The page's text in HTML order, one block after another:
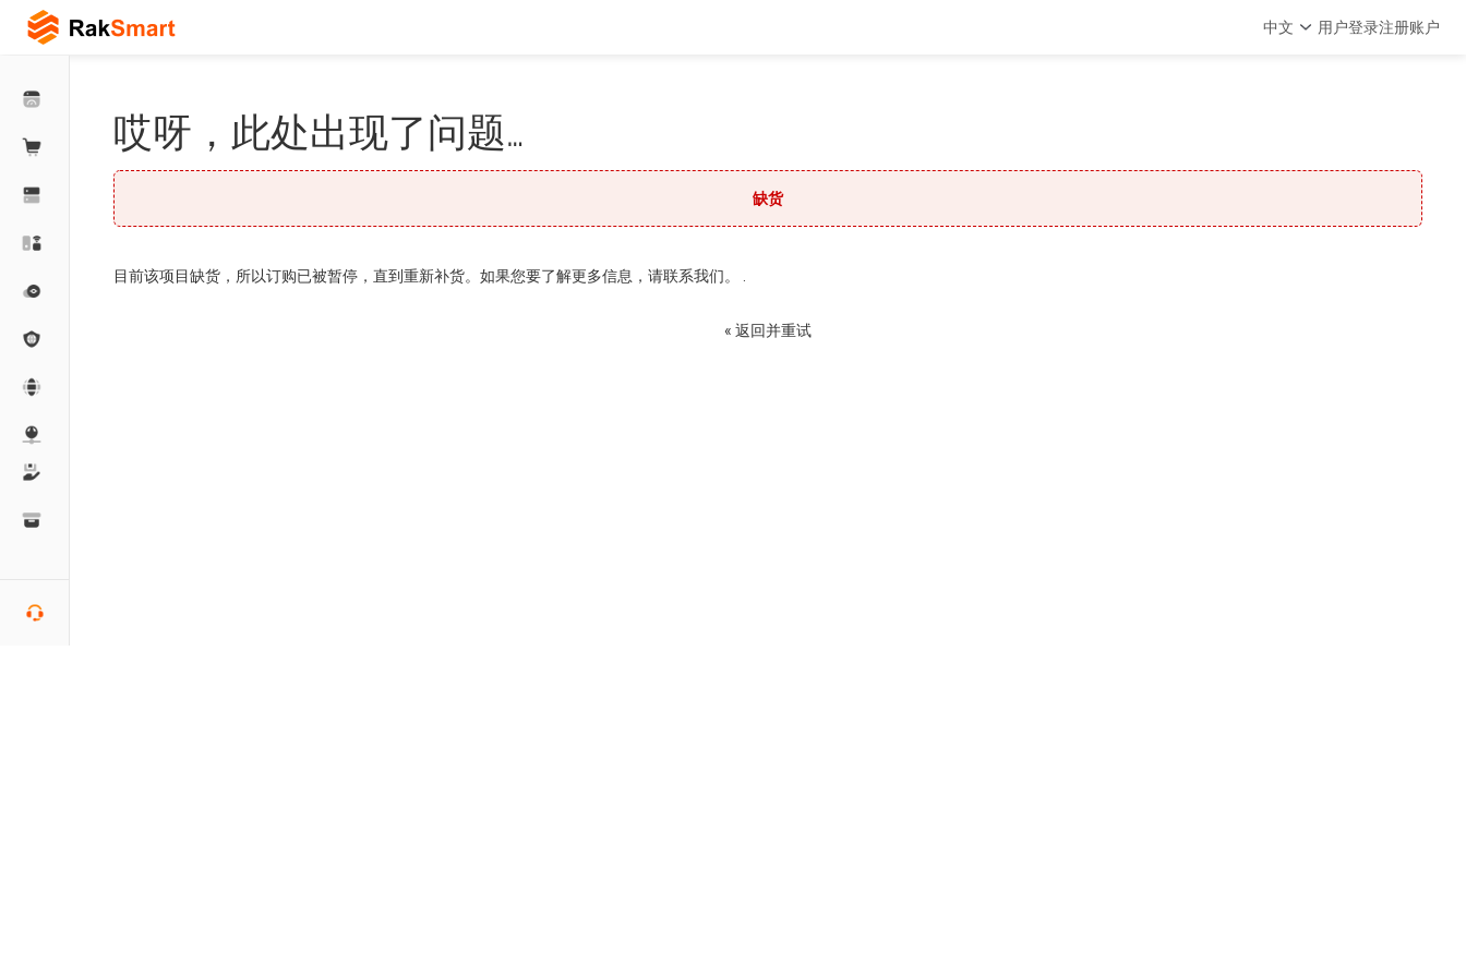
中文 用户登录注册账户
哎呀，此处出现了问题…
缺货
目前该项目缺货，所以订购已被暂停，直到重新补货。如果您要了解更多信息，请联系我们。 .
« 返回并重试